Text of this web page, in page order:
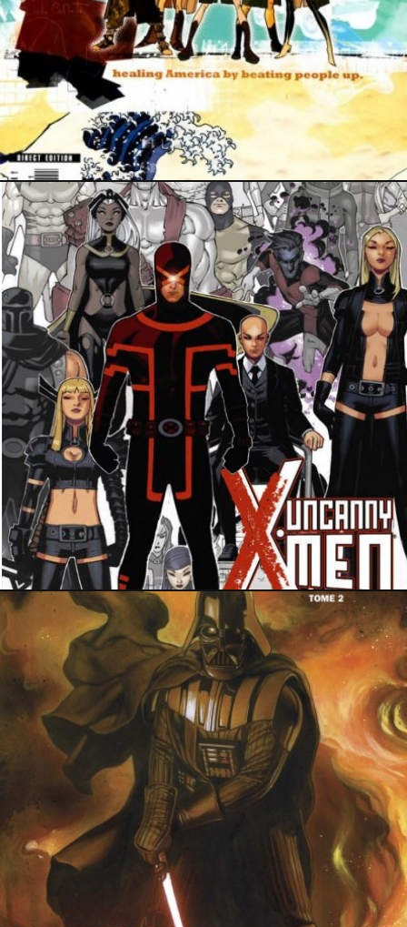
18 mars 2017
14 décembre 2016